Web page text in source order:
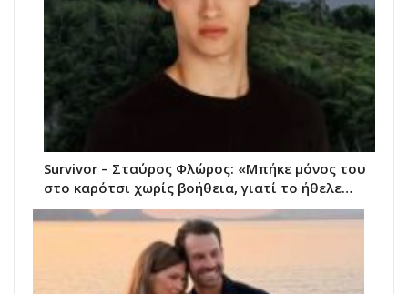
Survivor – Σταύρος Φλώρος: «Μπήκε μόνος του
στο καρότσι χωρίς βοήθεια, γιατί το ήθελε…